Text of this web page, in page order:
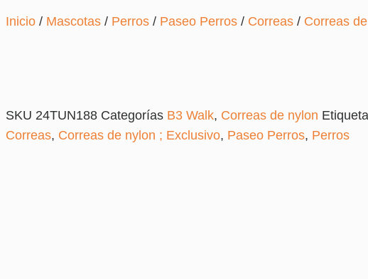
Inicio / Mascotas / Perros / Paseo Perros / Correas / Correas
SKU 24TUN188 Categorías B3 Walk, Correas de nylon
Correas, Correas de nylon ; Exclusivo, Paseo Perros, Perros